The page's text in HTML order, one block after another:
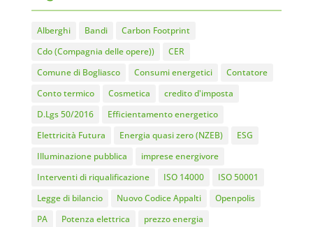
Alberghi Bandi
Carbon Footprint
Cdo (Compagnia delle opere))
CER
Comune di Bogliasco
Consumi energetici
Contatore
Conto termico
Cosmetica
credito d'imposta
D.Lgs 50/2016
Efficientamento energetico
Elettricità Futura
Energia quasi zero (NZEB)
ESG
Illuminazione pubblica
imprese energivore
Interventi di riqualificazione
ISO 14000
ISO 50001
Legge di bilancio
Nuovo Codice Appalti
Openpolis
PA
Potenza elettrica
prezzo energia